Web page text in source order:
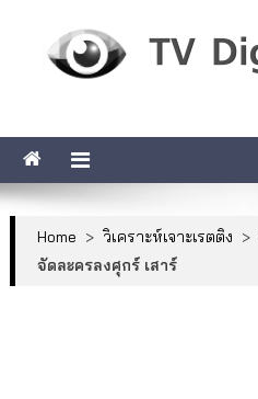
Home > วิเคราะห์เจาะเรตติง >
จัดละครลงศุกร์ เสาร์